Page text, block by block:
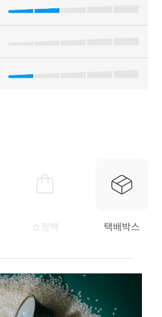
쇼핑백 택배박스